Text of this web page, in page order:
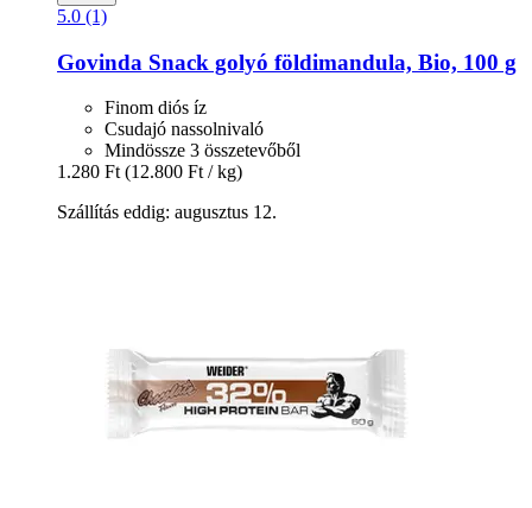
5.0 (1)
Govinda Snack golyó földimandula, Bio, 100 g
Finom diós íz
Csudajó nassolnivaló
Mindössze 3 összetevőből
1.280 Ft (12.800 Ft / kg)
Szállítás eddig: augusztus 12.